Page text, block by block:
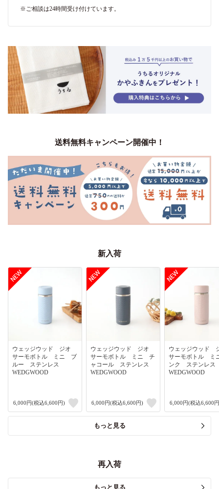
※ご相談は24時間受け付けています。
送料無料キャンペーン開催中！
新入荷
ウェッジウッド ジオ
サーモボトル ミニ ブ
ルー ステンレス
WEDGWOOD
6,000円(税込6,600円)
ウェッジウッド ジオ
サーモボトル ミニ チ
ャコール ステンレス
WEDGWOOD
6,000円(税込6,600円)
ウェッジウッド
サーモボトル
ンク ステンレ
WEDGWOOD
6,000円(税込6,600
もっと見る
再入荷
もっと見る